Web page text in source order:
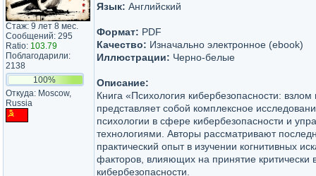
Стаж: 9 лет 8 мес.
Сообщений: 295
Ratio: 103.79
Поблагодарили:
2138
100%
Откуда: Moscow,
Russia
Язык: Английский
Формат: PDF
Качество: Изначально электронное (ebook)
Иллюстрации: Черно-белые
Описание:
Книга «Психология кибербезопасности:
представляет собой комплексное
психологии в сфере кибербезопасности и
технологиями. Авторы рассматривают
практический опыт в изучении когнитивных
факторов, влияющих на принятие
кибербезопасности.